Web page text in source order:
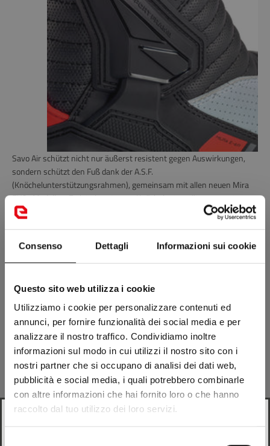
Consenso Dettagli Informazioni sui cookie
Questo sito web utilizza i cookie
Utilizziamo i cookie per personalizzare contenuti ed
annunci, per fornire funzionalità dei social media e per
analizzare il nostro traffico. Condividiamo inoltre
informazioni sul modo in cui utilizzi il nostro sito con i
nostri partner che si occupano di analisi dei dati web,
pubblicità e social media, i quali potrebbero combinarle
con altre informazioni che hai fornito loro o che hanno
raccolto dal tuo utilizzo dei loro servizi.
Savo Air schützt nicht nur äußerst resistent gegen Auswirkungen,
sondern schützt den Fuß dank der A.S.F.
(Knöchelunterstützungsrahmen), gemeinsam mit allen neuen Mira
EVO -Modellen: Es ist ein externes Knöchelunterstützungssystem,
das auf der Höhe des Malleolus positioniert ist und eine mechanische
Beugung des Kofferraums in der Seite und vorwärts/rückwärts mit
und Bein.
In ähnlicher Weise werden in allen Savo Miura Evo -Modellen die
hohen Anzahl von Schutzmaßnahmen in den empfindlichsten
Fußpunkten garantiert, einschließlich des Schutzes in PU in den
Bereichen der Ferse, Die Spitze E des Knöchels, zusätzlich zum
ergonomischen Parastinco, der in die Vorderseite des Kofferraums
Diese Sicherheitsausrüstung erlaubten dem S Miura Evo AirUm die
EC -Zertifizierung (nach der Gesetzgebung von EN 13634: 2017
genehmigt) und UKCA zu erhalten.
Der einzige
Trikomononent